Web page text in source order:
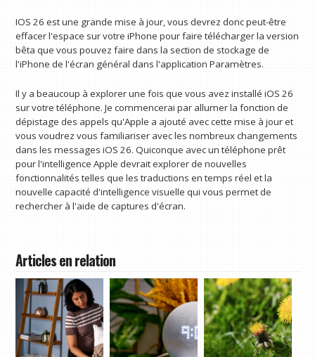
IOS 26 est une grande mise à jour, vous devrez donc peut-être
effacer l'espace sur votre iPhone pour faire télécharger la version
bêta que vous pouvez faire dans la section de stockage de
l'iPhone de l'écran général dans l'application Paramètres.
Il y a beaucoup à explorer une fois que vous avez installé iOS 26
sur votre téléphone. Je commencerai par allumer la fonction de
dépistage des appels qu'Apple a ajouté avec cette mise à jour et
vous voudrez vous familiariser avec les nombreux changements
dans les messages iOS 26. Quiconque avec un téléphone prêt
pour l'intelligence Apple devrait explorer de nouvelles
fonctionnalités telles que les traductions en temps réel et la
nouvelle capacité d'intelligence visuelle qui vous permet de
rechercher à l'aide de captures d'écran.
Articles en relation